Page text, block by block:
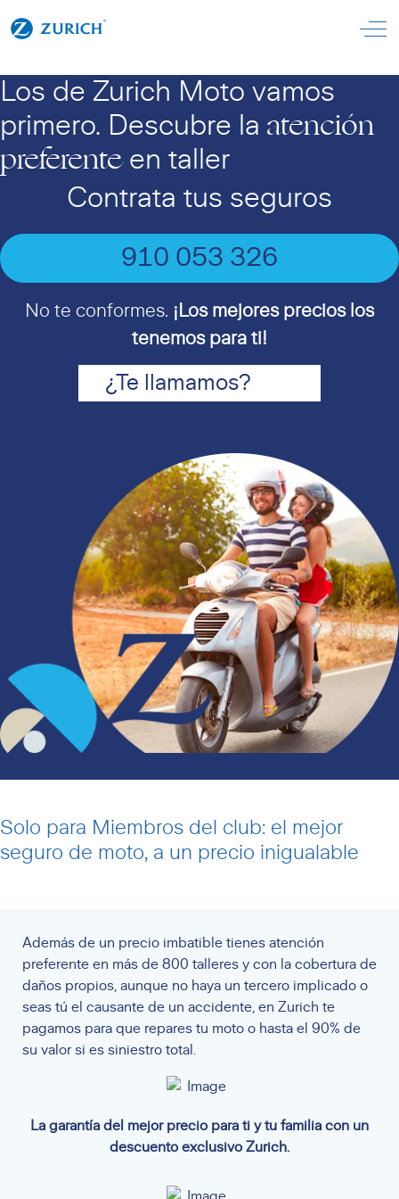
Off-
Los de Zurich Moto vamos
primero. Descubre la atención
preferenteen taller
Contrata tus seguros
910 053 326
No te conformes. ¡Los mejores precios los
tenemos para ti!
¿Te llamamos?
Solo para Miembros del club: el mejor
seguro de moto, a un precio inigualable
Además de un precio imbatible tienes atención
preferente en más de 800 talleres y con la cobertura de
daños propios, aunque no haya un tercero implicado o
seas tú el causante de un accidente, en Zurich te
pagamos para que repares tu moto o hasta el 90% de
su valor si es siniestro total.
La garantía del mejor precio para ti y tu familia con un
descuento exclusivo Zurich.